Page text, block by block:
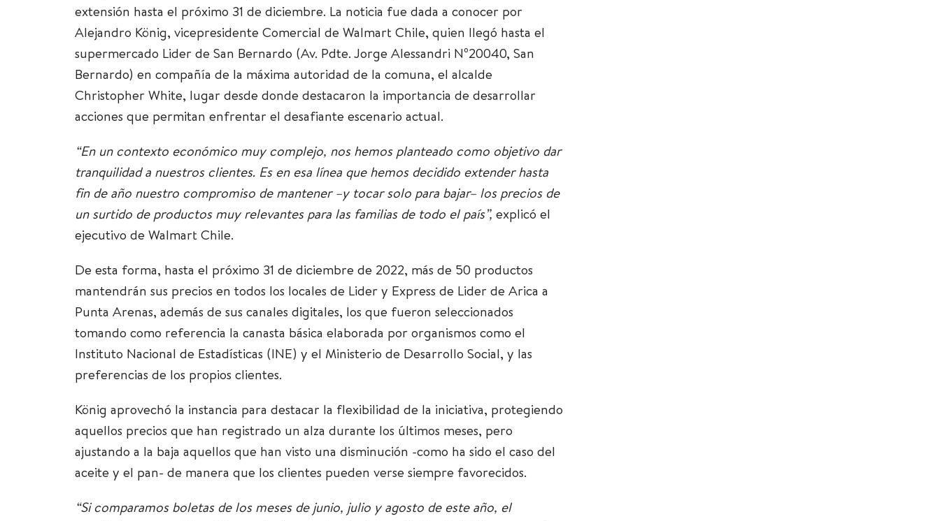
extensión hasta el próximo 31 de diciembre. La noticia fue dada a conocer por
Alejandro König, vicepresidente Comercial de Walmart Chile, quien llegó hasta el
supermercado Lider de San Bernardo (Av. Pdte. Jorge Alessandri Nº20040, San
Bernardo) en compañía de la máxima autoridad de la comuna, el alcalde
Christopher White, lugar desde donde destacaron la importancia de desarrollar
acciones que permitan enfrentar el desafiante escenario actual.
“En un contexto económico muy complejo, nos hemos planteado como objetivo dar
tranquilidad a nuestros clientes. Es en esa línea que hemos decidido extender hasta
fin de año nuestro compromiso de mantener –y tocar solo para bajar– los precios de
un surtido de productos muy relevantes para las familias de todo el país”, explicó el
ejecutivo de Walmart Chile.
De esta forma, hasta el próximo 31 de diciembre de 2022, más de 50 productos
mantendrán sus precios en todos los locales de Lider y Express de Lider de Arica a
Punta Arenas, además de sus canales digitales, los que fueron seleccionados
tomando como referencia la canasta básica elaborada por organismos como el
Instituto Nacional de Estadísticas (INE) y el Ministerio de Desarrollo Social, y las
preferencias de los propios clientes.
König aprovechó la instancia para destacar la flexibilidad de la iniciativa, protegiendo
aquellos precios que han registrado un alza durante los últimos meses, pero
ajustando a la baja aquellos que han visto una disminución -como ha sido el caso del
aceite y el pan- de manera que los clientes pueden verse siempre favorecidos.
“Si comparamos boletas de los meses de junio, julio y agosto de este año, el